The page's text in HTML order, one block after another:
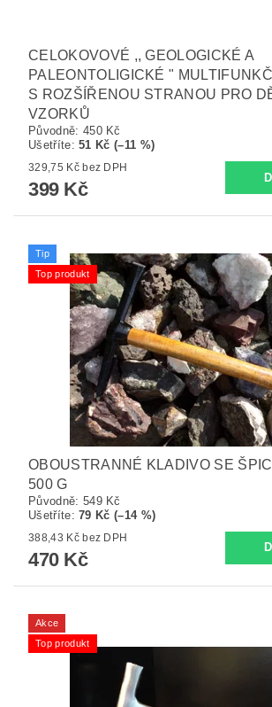
CELOKOVOVÉ ,, GEOLOGICKÉ A
PALEONTOLIGICKÉ "
S ROZŠÍŘENOU STRANOU PRO
VZORKŮ
Původně: 450 Kč
Ušetříte:51 Kč (–11 %)
329,75 Kč bez DPH
399 Kč
Tip
Top produkt
OBOUSTRANNÉ KLADIVO SE
500 G
Původně: 549 Kč
Ušetříte:79 Kč (–14 %)
388,43 Kč bez DPH
470 Kč
Akce
Top produkt